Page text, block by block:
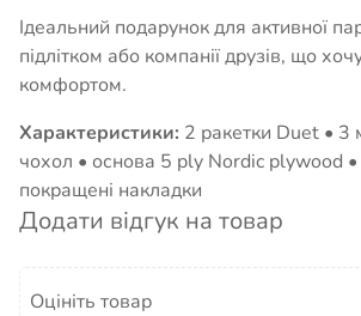
Ідеальний подарунок для активної
підлітком або компанії друзів, що
комфортом.
Характеристики: 2 ракетки Duet • 3
чохол • основа 5 ply Nordic plywood
покращені накладки
Додати відгук на товар
Оцініть товар